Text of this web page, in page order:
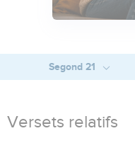
Segond 21
Versets relatifs